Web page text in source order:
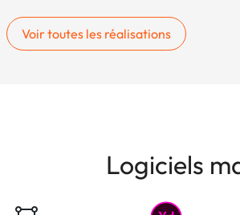
Voir toutes les réalisations
Logiciels